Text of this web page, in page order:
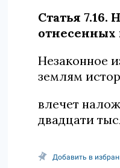
Статья
отнесенных
Незаконное
землям
влечет
двадцати
Добавить в